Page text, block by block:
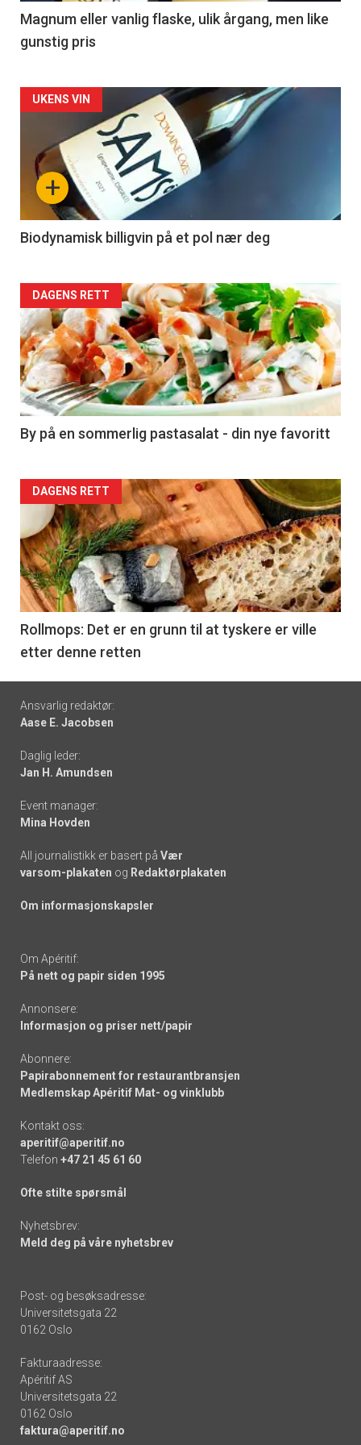
3
Magnum eller vanlig flaske, ulik årgang, men like
gunstig pris
Forsiden
akkurat
nå
4
+
UKENS VIN
Biodynamisk billigvin på et pol nær deg
Forsiden
akkurat
nå
-
5
DAGENS RETT
By på en sommerlig pastasalat - din nye favoritt
Forsiden
akkurat
nå
-
6
DAGENS RETT
Rollmops: Det er en grunn til at tyskere er ville
etter denne retten
Footer
-
links
Ansvarlig redaktør:
Aase E. Jacobsen
Daglig leder:
Jan H. Amundsen
Event manager:
Mina Hovden
All journalistikk er basert på Vær
varsom-plakaten og Redaktørplakaten
Om informasjonskapsler
Om Apéritif:
På nett og papir siden 1995
Annonsere:
Informasjon og priser nett/papir
Abonnere:
Papirabonnement for restaurantbransjen
Medlemskap Apéritif Mat- og vinklubb
Kontakt oss:
aperitif@aperitif.no
Telefon +47 21 45 61 60
Ofte stilte spørsmål
Nyhetsbrev:
Meld deg på våre nyhetsbrev
Post- og besøksadresse:
Universitetsgata 22
0162 Oslo
Fakturaadresse:
Apéritif AS
Universitetsgata 22
0162 Oslo
faktura@aperitif.no